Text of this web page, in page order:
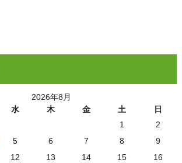
2026年8月
水 木 金 土
日
1
2
5 6 7 8
9
12 13 14 15
16